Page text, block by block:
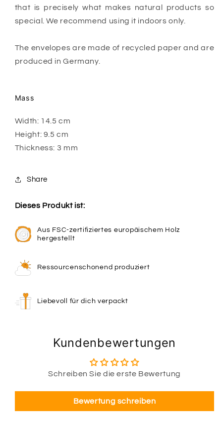
that is precisely what makes natural products so
special. We recommend using it indoors only.
The envelopes are made of recycled paper and are
produced in Germany.
Mass
Width: 14.5 cm
Height: 9.5 cm
Thickness: 3 mm
Share
Dieses Produkt ist:
Aus FSC-zertifiziertes europäischem Holz
hergestellt
Ressourcenschonend produziert
Liebevoll für dich verpackt
Kundenbewertungen
Schreiben Sie die erste Bewertung
Bewertung schreiben